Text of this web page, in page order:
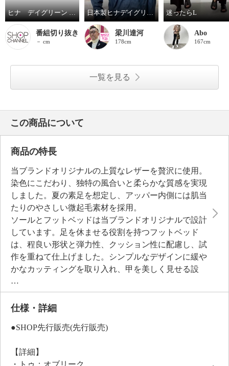
ヒナ デイグリーン 日本製 上質な履き心地にこだわる 軽量レザーミュール
番組切り抜き
－ cm
梁川達河
178cm
迷ったらL
Abo
167cm
一覧を見る
この商品について
商品の特長
当ブランドオリジナルの上質なレザーを贅沢に使用。
染色にこだわり、独特の風合いと柔らかな質感を実現
しました。夏の素足を想定し、アッパー内側には肌当
たりのやさしい微起毛素材を採用。
ソールとフットベッドは当ブランドオリジナルで設計
しています。足を休ませる役割を持つフットベッド
は、程良い形状と弾力性、クッション性に配慮し、試
作を重ねて仕上げました。シンプルなデザインに緩や
かなカッティングを取り入れ、甲を美しく見せる設
計。軽量でありながら、履くだけでサマになる一足で
す。
仕様・詳細
●SHOP先行販売(先行販売)
【詳細】
・トゥ：オブリーク